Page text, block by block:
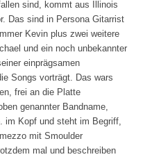
sind, kommt aus Illinois
Das sind in Persona Gitarrist
Kevin plus zwei weitere
und ein noch unbekannter
einprägsamen
Songs vorträgt. Das wars
frei an die Platte
genannter Bandname,
im Kopf und steht im Begriff,
mit Smoulder
mal und beschreiben